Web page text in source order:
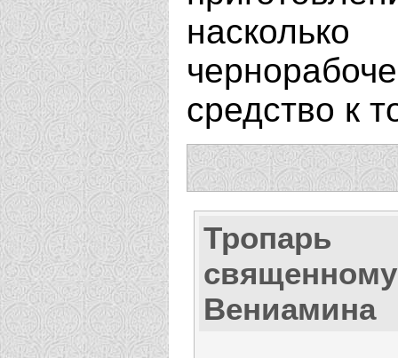
средство к
Тропарь
Вениамина